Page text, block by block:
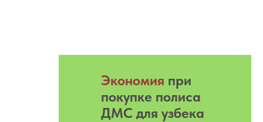
Экономия при
покупке полиса
ДМС для узбека